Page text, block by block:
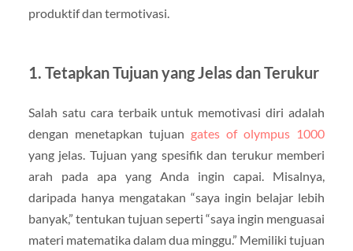
produktif dan termotivasi.
1. Tetapkan Tujuan yang Jelas dan Terukur
Salah satu cara terbaik untuk memotivasi diri adalah
dengan menetapkan tujuan gates of olympus 1000
yang jelas. Tujuan yang spesifik dan terukur memberi
arah pada apa yang Anda ingin capai. Misalnya,
daripada hanya mengatakan “saya ingin belajar lebih
banyak,” tentukan tujuan seperti “saya ingin menguasai
materi matematika dalam dua minggu.” Memiliki tujuan